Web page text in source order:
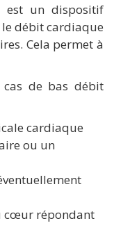
est un dispositif
débit cardiaque
Cela permet à
cas de bas débit
cardiaque
ou un
cœur répondant